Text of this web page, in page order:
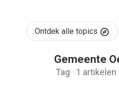
Ontdek alle topics
Gemeente
Tag · 1